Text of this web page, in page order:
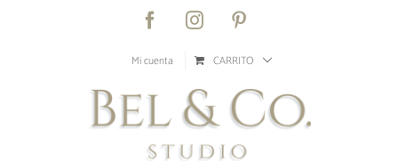
FacebookInstagram
Mi cuenta CARRITO